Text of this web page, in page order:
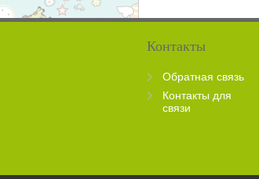
Контакты
Обратная связь
Контакты для
связи